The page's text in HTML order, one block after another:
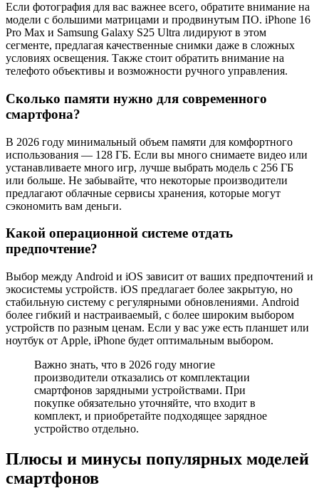
Если фотография для вас важнее всего, обратите внимание на
модели с большими матрицами и продвинутым ПО. iPhone 16
Pro Max и Samsung Galaxy S25 Ultra лидируют в этом
сегменте, предлагая качественные снимки даже в сложных
условиях освещения. Также стоит обратить внимание на
телефото объективы и возможности ручного управления.
Сколько памяти нужно для современного
смартфона?
В 2026 году минимальный объем памяти для комфортного
использования — 128 ГБ. Если вы много снимаете видео или
устанавливаете много игр, лучше выбрать модель с 256 ГБ
или больше. Не забывайте, что некоторые производители
предлагают облачные сервисы хранения, которые могут
сэкономить вам деньги.
Какой операционной системе отдать
предпочтение?
Выбор между Android и iOS зависит от ваших предпочтений и
экосистемы устройств. iOS предлагает более закрытую, но
стабильную систему с регулярными обновлениями. Android
более гибкий и настраиваемый, с более широким выбором
устройств по разным ценам. Если у вас уже есть планшет или
ноутбук от Apple, iPhone будет оптимальным выбором.
Важно знать, что в 2026 году многие
производители отказались от комплектации
смартфонов зарядными устройствами. При
покупке обязательно уточняйте, что входит в
комплект, и приобретайте подходящее зарядное
устройство отдельно.
Плюсы и минусы популярных моделей
смартфонов